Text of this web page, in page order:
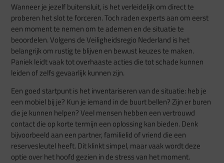
Wanneer je jezelf buitensluit, is het verleidelijk om direct te
proberen het slot te forceren. Toch raden experts aan om eerst
een moment te nemen om te ademen en de situatie te
beoordelen. Volgens de Veiligheidsregio Nederland is het
belangrijk om rustig te blijven en bewust keuzes te maken.
Paniek leidt vaak tot overhaaste acties die tot schade kunnen
leiden of zelfs gevaarlijk kunnen zijn.
Een goed startpunt is het inventariseren van de situatie: heb je
een mobiel bij je? Kun je iemand in de buurt bellen? Zijn er buren
die je kunnen helpen? Veel mensen hebben een vertrouwd
contact die op korte termijn een oplossing kan bieden. Denk
bijvoorbeeld aan een partner, familielid of vriend die een
reservesleutel heeft. Dit klinkt simpel, maar vaak wordt deze
optie over het hoofd gezien in de stress van het moment.